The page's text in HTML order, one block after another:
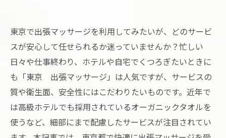
東京で出張マッサージを利用してみたいが、どのサービ
スが安心して任せられるか迷っていませんか？忙しい
日々や仕事終わり、ホテルや自宅でくつろぎたいときに
も「東京 出張マッサージ」は人気ですが、サービスの
質や衛生面、安全性にはこだわりたいものです。近年で
は高級ホテルでも採用されているオーガニックタオルを
使うなど、細部にまで配慮したサービスが注目されてい